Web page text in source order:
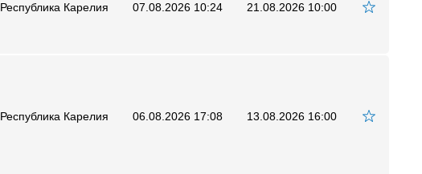
Республика Карелия 07.08.2026 10:24 21.08.2026 10:00
Республика Карелия 06.08.2026 17:08 13.08.2026 16:00